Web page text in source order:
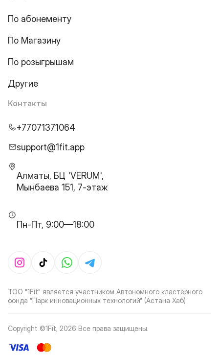
По абонементу
По Магазину
По розыгрышам
Другие
Контакты
+77071371064
support@1fit.app
Алматы, БЦ 'VERUM',
Мынбаева 151, 7-этаж
Пн-Пт, 9:00—18:00
ТОО "1Fit" является участником Автономного кластерного
фонда "Парк инновационных технологий" (Астана Хаб)
Copyright ©1Fit, 2026 Все права защищены.